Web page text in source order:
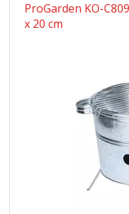
ProGarden KO-
x 20 cm